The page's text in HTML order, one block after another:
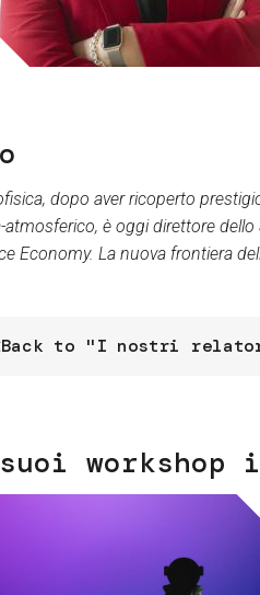
dopo aver ricoperto
atmosferico, è oggi direttore
Economy. La nuova frontiera
Back to "I nostri
workshop